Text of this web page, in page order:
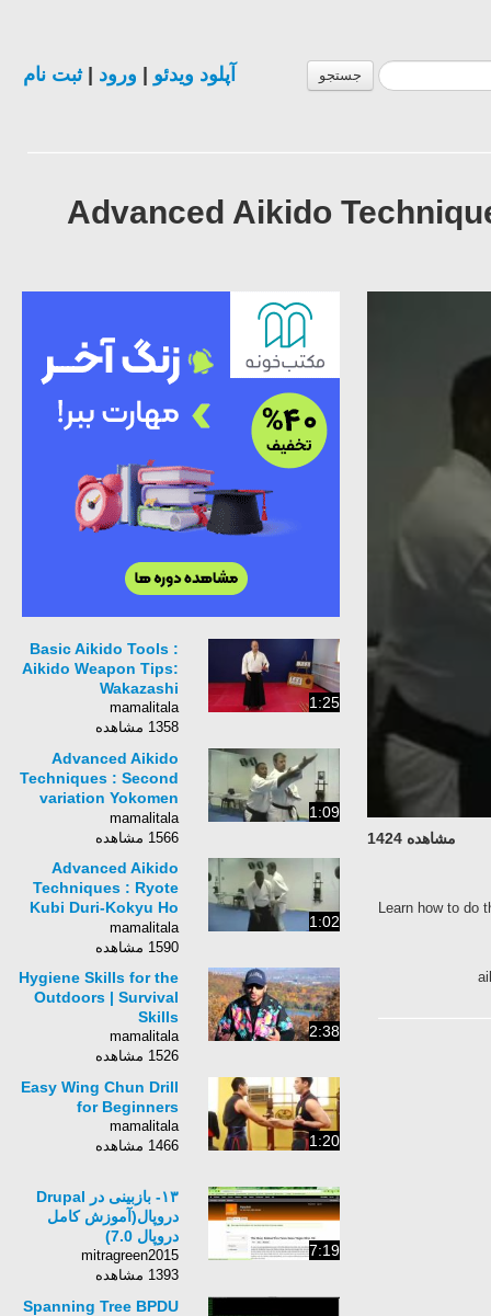
جستجو آپلود ویدئو| ورود| ثبت نام
Advanced Aikido
مشاهده 1424
Learn how to
1:25
Basic Aikido Tools :
Aikido Weapon Tips:
Wakazashi
mamalitala
1358 مشاهده
1:09
Advanced Aikido
Techniques : Second
variation Yokomen
Uchi-Irimi Nage
Advanced Japanese
mamalitala
1566 مشاهده
1:02
Advanced Aikido
Techniques : Ryote
Kubi Duri-Kokyu Ho
Advanced Japanese
Aikido Techniques
mamalitala
1590 مشاهده
2:38
Hygiene Skills for the
Outdoors | Survival
Skills
mamalitala
1526 مشاهده
1:20
Easy Wing Chun Drill
for Beginners
mamalitala
1466 مشاهده
7:19
۱۳- بازبینی در Drupal
دروپال(آموزش کامل
دروپال 7.0)
mitragreen2015
1393 مشاهده
Spanning Tree BPDU